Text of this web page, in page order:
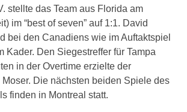
stellte das Team aus Florida am
im “best of seven” auf 1:1. David
bei den Canadiens wie im Auftaktspiel
Kader. Den Siegestreffer für Tampa
in der Overtime erzielte der
Die nächsten beiden Spiele des
finden in Montreal statt.